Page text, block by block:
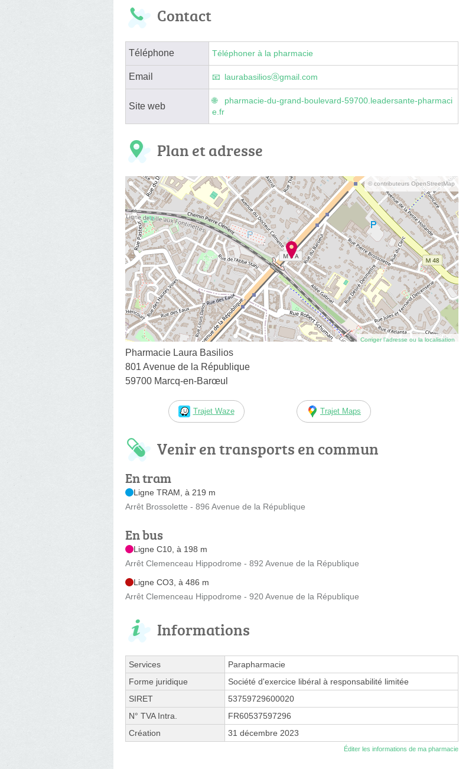
Contact
Téléphone Téléphoner à la pharmacie
Email laurabasiliosⓐgmail.com
Site web
pharmacie-du-grand-boulevard-59700.leadersante-pharmaci
e.fr
Plan et adresse
© contributeurs OpenStreetMap
Corriger l’adresse ou la localisation
Pharmacie Laura Basilios
801 Avenue de la République
59700 Marcq-en-Barœul
Trajet Waze Trajet Maps
Venir en transports en commun
En tram
Ligne TRAM, à 219 m
Arrêt Brossolette - 896 Avenue de la République
En bus
Ligne C10, à 198 m
Arrêt Clemenceau Hippodrome - 892 Avenue de la République
Ligne CO3, à 486 m
Arrêt Clemenceau Hippodrome - 920 Avenue de la République
Informations
Services
Parapharmacie
Forme juridique
Société d'exercice libéral à responsabilité limitée
SIRET
53759729600020
N° TVA Intra.
FR60537597296
Création
31 décembre 2023
Éditer les informations de ma pharmacie